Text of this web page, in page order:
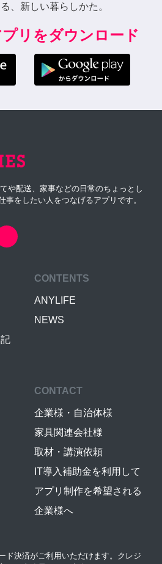
、新しい暮らしかた。
リをダウンロード
や配送、家事などの日常のちょっとし
事をしたい人をつなげるアプリです。
CONTENTS
ANYLIFE
NEWS
CONTACT
企業様・自治体様
家具関連会社様
取材・講演依頼
IT導入補助金を利用して
アプリ制作を希望される
企業様へ
ド決済がご利用いただけます。クレジ